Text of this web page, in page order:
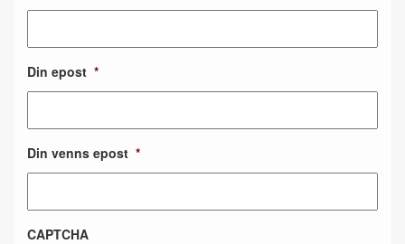
Din epost *
Din venns epost *
CAPTCHA